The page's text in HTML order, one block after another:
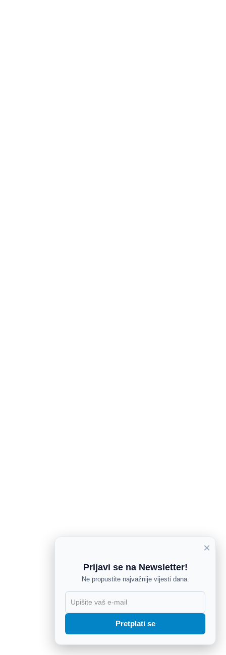
×
Prijavi se na Newsletter!
Ne propustite najvažnije vijesti dana.
Pretplati se